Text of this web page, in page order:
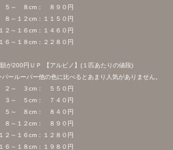
５～ ８cm： ８９０円
８～１２cm：１１５０円
１２～１６cm：１４６０円
１６～１８cm：２２８０円
が200円ＵＰ 【アルビノ】(１匹あたりの値段)
ールーパー他の色に比べるとあまり人気がありません。
２～ ３cm： ５５０円
３～ ５cm： ７４０円
５～ ８cm： ８４０円
８～１２cm： ８９０円
１２～１６cm：１２８０円
１６～１８cm：１９８０円